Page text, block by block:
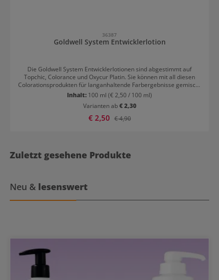
36387
Goldwell System Entwicklerlotion
Die Goldwell System Entwicklerlotionen sind abgestimmt auf
Topchic, Colorance und Oxycur Platin. Sie können mit all diesen
Colorationsprodukten für langanhaltende Farbergebnisse gemischt
werden. Die patentierte IntraLipid Technologie sorgt für gute
Kämmbarkeit und ein geschmeidiges Haargefühl. Die BondPro+
Technologie schützt das Haar während der Coloration, sodass
Schäden minimiert werden.
Inhalt: 100 ml (€ 2,50 / 100 ml)
Varianten ab€ 2,30
Verkaufspreis:
€ 2,50 Regulärer Preis:
€ 4,90
Zuletzt gesehene Produkte
Neu & lesenswert